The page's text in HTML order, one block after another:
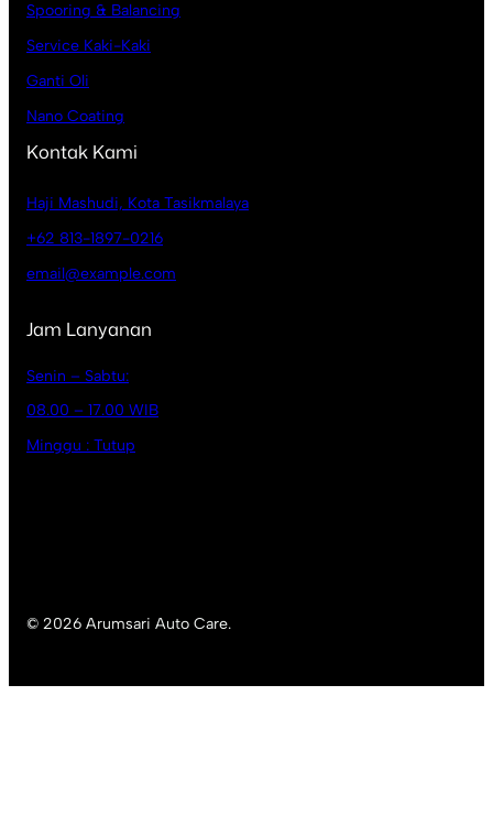
Spooring & Balancing
Service Kaki-Kaki
Ganti Oli
Nano Coating
Kontak Kami
Haji Mashudi, Kota Tasikmalaya
+62 813-1897-0216
email@example.com
Jam Lanyanan
Senin – Sabtu:
08.00 – 17.00 WIB
Minggu : Tutup
© 2026 Arumsari Auto Care.